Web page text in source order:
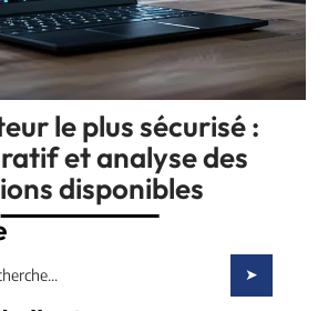
le plus sécurisé :
et analyse des
disponibles